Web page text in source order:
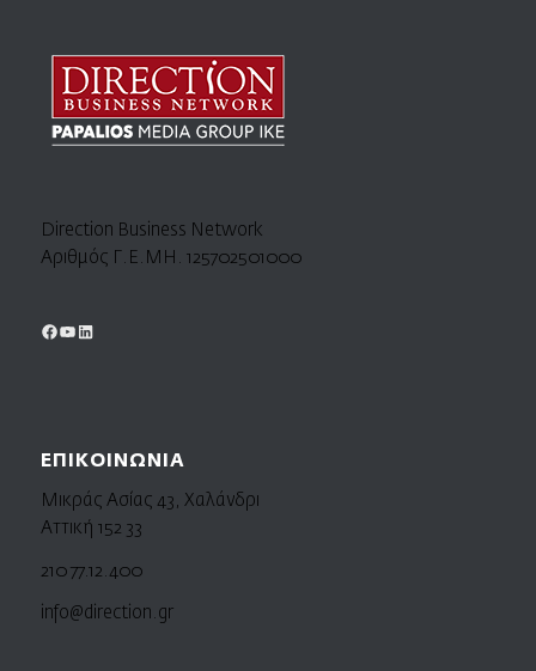
Direction Business Network
Αριθμός Γ.Ε.ΜΗ. 125702501000
ΕΠΙΚΟΙΝΩΝΙΑ
Μικράς Ασίας 43, Χαλάνδρι
Αττική 152 33
210 77.12.400
info@direction.gr